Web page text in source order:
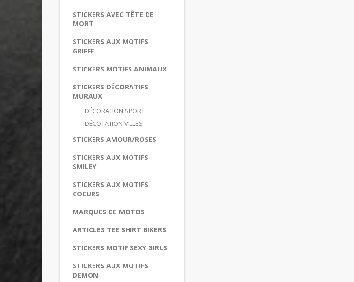
STICKERS AVEC TÊTE DE
MORT
STICKERS AUX MOTIFS
GRIFFE
STICKERS MOTIFS ANIMAUX
STICKERS DÉCORATIFS
MURAUX
DÉCORATION SPORT
DÉCOTATION VILLES
STICKERS AMOUR/ROSES
STICKERS AUX MOTIFS
SMILEY
STICKERS AUX MOTIFS
COEURS
MARQUES DE MOTOS
ARTICLES TEE SHIRT BIKERS
STICKERS MOTIF SEXY GIRLS
STICKERS AUX MOTIFS
DEMON